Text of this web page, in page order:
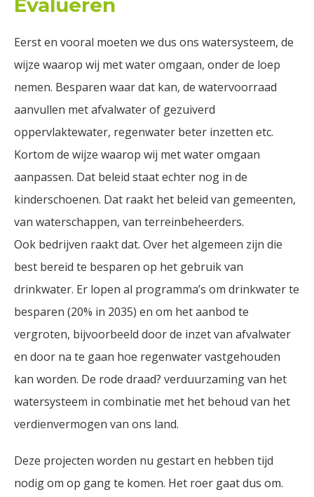
Evalueren
Eerst en vooral moeten we dus ons watersysteem, de
wijze waarop wij met water omgaan, onder de loep
nemen. Besparen waar dat kan, de watervoorraad
aanvullen met afvalwater of gezuiverd
oppervlaktewater, regenwater beter inzetten etc.
Kortom de wijze waarop wij met water omgaan
aanpassen. Dat beleid staat echter nog in de
kinderschoenen. Dat raakt het beleid van gemeenten,
van waterschappen, van terreinbeheerders.
Ook bedrijven raakt dat. Over het algemeen zijn die
best bereid te besparen op het gebruik van
drinkwater. Er lopen al programma’s om drinkwater te
besparen (20% in 2035) en om het aanbod te
vergroten, bijvoorbeeld door de inzet van afvalwater
en door na te gaan hoe regenwater vastgehouden
kan worden. De rode draad? verduurzaming van het
watersysteem in combinatie met het behoud van het
verdienvermogen van ons land.
Deze projecten worden nu gestart en hebben tijd
nodig om op gang te komen. Het roer gaat dus om.